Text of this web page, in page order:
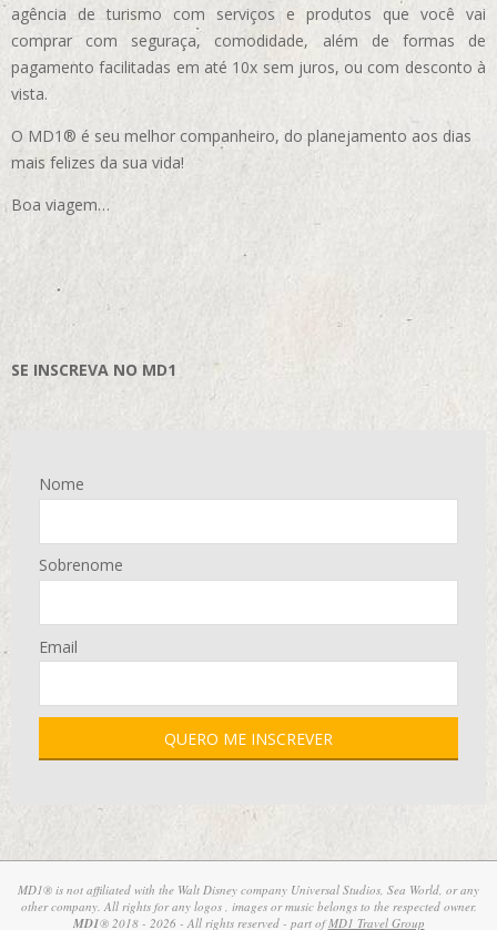
agência de turismo com serviços e produtos que você vai
comprar com seguraça, comodidade, além de formas de
pagamento facilitadas em até 10x sem juros, ou com desconto à
vista.
O MD1® é seu melhor companheiro, do planejamento aos dias
mais felizes da sua vida!
Boa viagem…
SE INSCREVA NO MD1
Nome
Sobrenome
Email
MD1® is not affiliated with the Walt Disney company Universal Studios, Sea World, or any
other company. All rights for any logos , images or music belongs to the respected owner.
MD1® 2018 - 2026 - All rights reserved - part ofMD1 Travel Group